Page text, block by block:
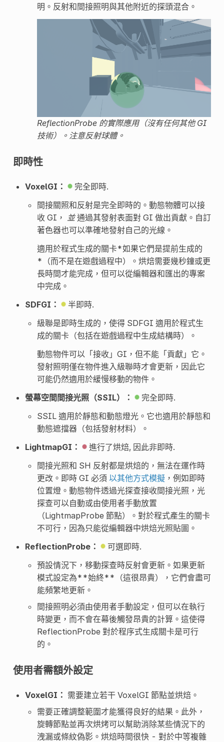
明。反射和間接照明與其他附近的探頭混合。
ReflectionProbe 的實際應用（沒有任何其他 GI
技術）。注意反射球體。
即時性
VoxelGI：
完全即時.
間接關照和反射是完全即時的。動態物體可以接
收 GI，
並通過其發射表面對 GI 做出貢獻。自訂
著色器也可以準確地發射自己的光線。
適用於程式生成的關卡*如果它們是提前生成的
*（而不是在遊戲過程中）。烘焙需要幾秒鐘或更
長時間才能完成，但可以從編輯器和匯出的專案
中完成。
SDFGI：
半即時.
級聯是即時生成的，使得 SDFGI 適用於程式生
成的關卡（包括在遊戲過程中生成結構時）。
動態物件可以「接收」GI，但不能「貢獻」它。
發射照明僅在物件進入級聯時才會更新，因此它
可能仍然適用於緩慢移動的物件。
螢幕空間間接光照（SSIL）：
完全即時.
SSIL 適用於靜態和動態燈光。它也適用於靜態和
動態遮擋器（包括發射材料）。
LightmapGI：
進行了烘焙, 因此非即時.
間接光照和 SH 反射都是烘焙的，無法在運作時
更改。即時 GI 必須 以其他方式模擬，例如即時
位置燈。動態物件透過光探查接收間接光照，光
探查可以自動或由使用者手動放置
（LightmapProbe 節點）。對於程式產生的關卡
不可行，因為只能從編輯器中烘焙光照貼圖。
ReflectionProbe：
可選即時.
預設情況下，移動探查時反射會更新。如果更新
模式設定為**始終**（這很昂貴），它們會盡可
能頻繁地更新。
間接照明必須由使用者手動設定，但可以在執行
時變更，而不會在幕後觸發昂貴的計算。這使得
ReflectionProbe 對於程序式生成關卡是可行
的。
使用者需額外設定
VoxelGI： 需要建立若干 VoxelGI 節點並烘焙。
需要正確調整範圍才能獲得良好的結果。此外，
旋轉節點並再次烘烤可以幫助消除某些情況下的
洩漏或條紋偽影。烘焙時間很快 - 對於中等複雜